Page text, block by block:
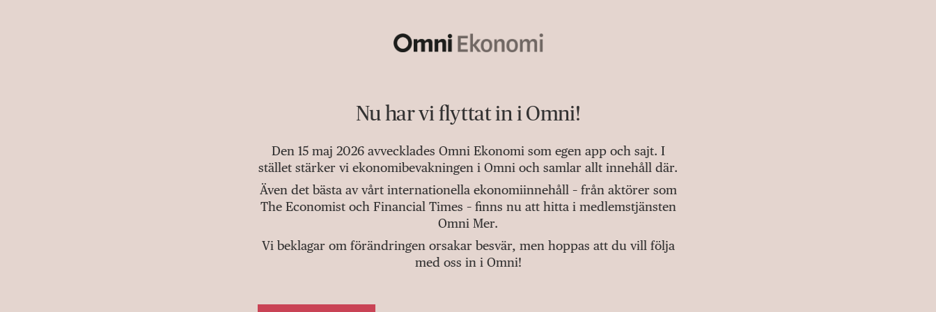
Nu har vi flyttat in i Omni!
Den 15 maj 2026 avvecklades Omni Ekonomi som egen app och sajt. I
stället stärker vi ekonomibevakningen i Omni och samlar allt innehåll där.
Även det bästa av vårt internationella ekonomiinnehåll – från aktörer som
The Economist och Financial Times – finns nu att hitta i medlemstjänsten
Omni Mer.
Vi beklagar om förändringen orsakar besvär, men hoppas att du vill följa
med oss in i Omni!